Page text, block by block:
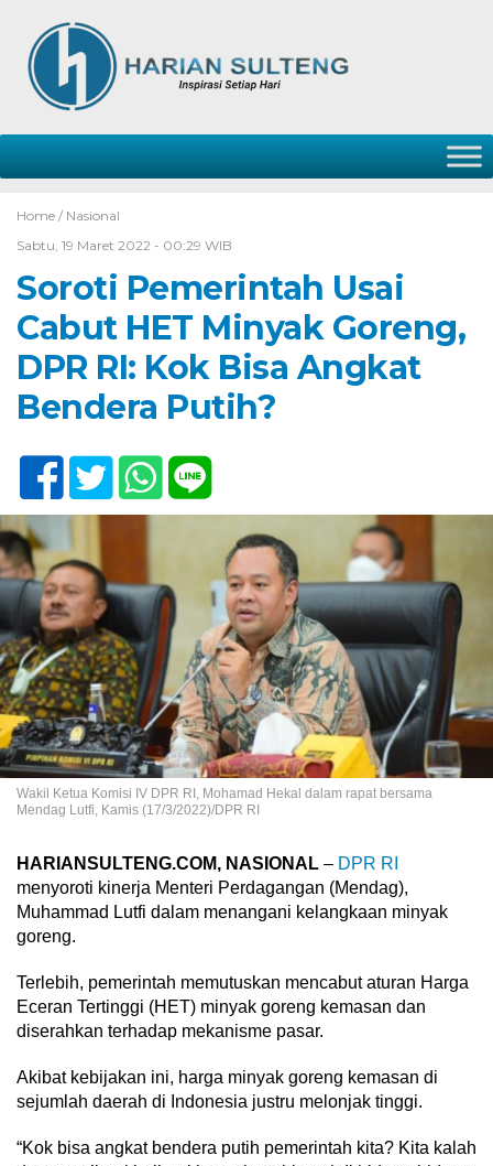
Home / Nasional
Sabtu, 19 Maret 2022 - 00:29 WIB
Soroti Pemerintah Usai
Cabut HET Minyak Goreng,
DPR RI: Kok Bisa Angkat
Bendera Putih?
Wakil Ketua Komisi IV DPR RI, Mohamad Hekal dalam rapat bersama
Mendag Lutfi, Kamis (17/3/2022)/DPR RI
HARIANSULTENG.COM, NASIONAL – DPR RI
menyoroti kinerja Menteri Perdagangan (Mendag),
Muhammad Lutfi dalam menangani kelangkaan minyak
goreng.
Terlebih, pemerintah memutuskan mencabut aturan Harga
Eceran Tertinggi (HET) minyak goreng kemasan dan
diserahkan terhadap mekanisme pasar.
Akibat kebijakan ini, harga minyak goreng kemasan di
sejumlah daerah di Indonesia justru melonjak tinggi.
“Kok bisa angkat bendera putih pemerintah kita? Kita kalah